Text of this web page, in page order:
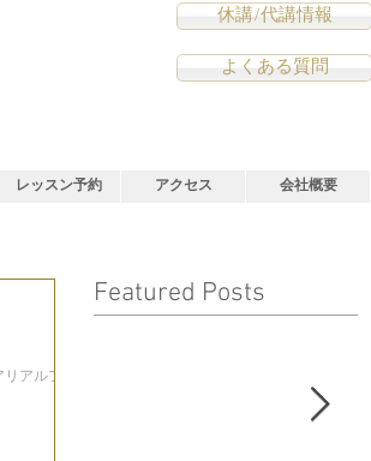
休講/代講情報
よくある質問
レッスン予約 アクセス 会社概要
Featured Posts